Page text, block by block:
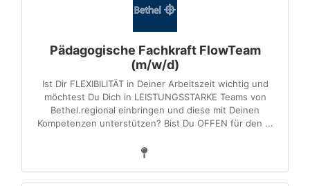
Pädagogische Fachkraft FlowTeam
(m/w/d)
Ist Dir FLEXIBILITÄT in Deiner Arbeitszeit wichtig und
möchtest Du Dich in LEISTUNGSSTARKE Teams von
Bethel.regional einbringen und diese mit Deinen
Kompetenzen unterstützen? Bist Du OFFEN für den ...